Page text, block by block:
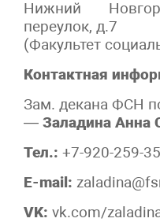
Нижний
переулок, д.7
(Факультет
Контактная
Зам. декана ФСН
— Заладина Анна
Тел.: +7-920-259-
E-mail:
VK: vk.com/